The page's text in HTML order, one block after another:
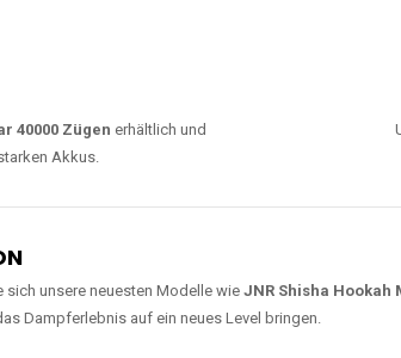
40000 Zügen erhältlich und
Akkus.
sich unsere neuesten Modelle wie JNR Shisha Hookah
Dampferlebnis auf ein neues Level bringen.